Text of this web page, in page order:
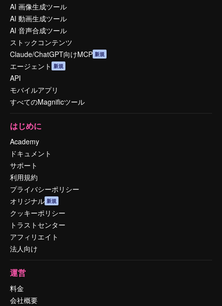
AI 画像生成ツール
AI 動画生成ツール
AI 音声合成ツール
ストックコンテンツ
Claude/ChatGPT向けMCP 新規
エージェント 新規
API
モバイルアプリ
すべてのMagnificツール
はじめに
Academy
ドキュメント
サポート
利用規約
プライバシーポリシー
オリジナル 新規
クッキーポリシー
トラストセンター
アフィリエイト
法人向け
運営
料金
会社概要